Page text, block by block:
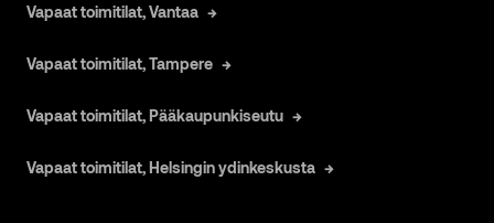
Vapaat toimitilat, Vantaa
Vapaat toimitilat, Tampere
Vapaat toimitilat, Pääkaupunkiseutu
Vapaat toimitilat, Helsingin ydinkeskusta